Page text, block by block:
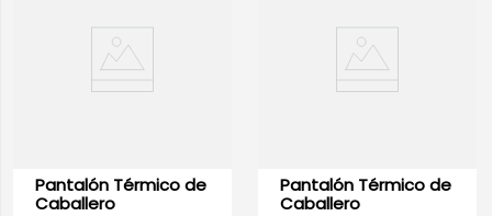
Pantalón Térmico de
Caballero
Pantalón Térmico de
Caballero